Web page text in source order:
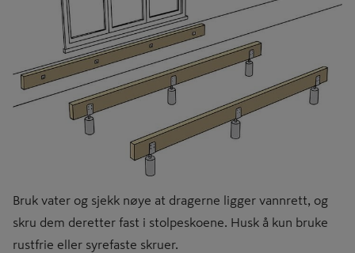
Bruk vater og sjekk nøye at dragerne ligger vannrett, og
skru dem deretter fast i stolpeskoene. Husk å kun bruke
rustfrie eller syrefaste skruer.